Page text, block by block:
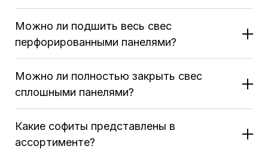
Можно ли подшить весь свес
перфорированными панелями?
Можно ли полностью закрыть свес
сплошными панелями?
Какие софиты представлены в
ассортименте?